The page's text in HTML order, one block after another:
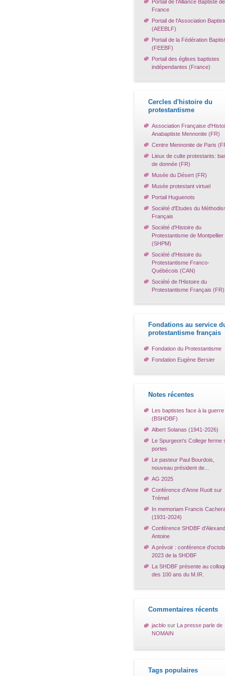
Portail de l'Alliance Baptiste de
France
Portail de l'Association
(AEEBLF)
Portail de la Fédération
(FEEBF)
Portail des églises baptistes
indépendantes (France)
Cercles d'histoire du
protestantisme
Association Française
Anabaptiste Mennonite (FR)
Centre Mennonite de Paris
Lieux de culte protestants:
de donnée (FR)
Musée du Désert (FR)
Musée protestant virtuel
Portail Huguenots
Société d'Etudes du
Français
Société d'Histoire du
Protestantisme de Montpellier
(SHPM)
Société d'Histoire du
Protestantisme Franco-
Québécois (CAN)
Société de l'Histoire du
Protestantisme Français (FR)
Fondations au service
protestantisme français
Fondation du Protestantisme
Fondation Eugène Bersier
Notes récentes
Les baptistes face à la guerre
(BSHDBF)
Albert Solanas (1941-2026)
Le Spurgeon's College ferme
portes
Le pasteur Paul Bourdois,
nouveau président de...
AG 2025
Conférence d'Anne Ruolt sur
Trémel
In memoriam Francis
(1931-2024)
Conférence SHDBF
Antoine
A prévoir : conférence
2023 de la SHDBF
La SHDBF présente au
des 100 ans du M.IR.
Commentaires récents
jacblo sur La presse parle de
NOMAIN
Tags populaires